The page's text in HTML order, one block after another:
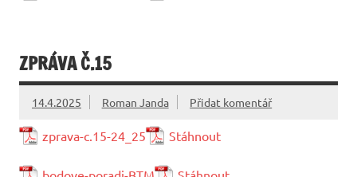
ZPRÁVA Č.15
14.4.2025 Roman Janda Přidat komentář
zprava-c.15-24_25 Stáhnout